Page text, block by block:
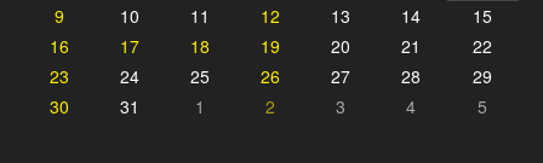
9
10 11 12 13 14
15
16
17 18 19 20 21
22
23
24 25 26 27 28
29
30
31 1 2 3 4 5